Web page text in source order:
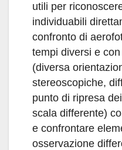
utili per
individuabili
confronto di
tempi diversi e
(diversa
stereoscopiche,
punto di ripresa
scala differente)
e confrontare
osservazione